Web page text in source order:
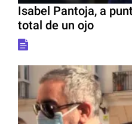
Isabel Pantoja, a
total de un ojo